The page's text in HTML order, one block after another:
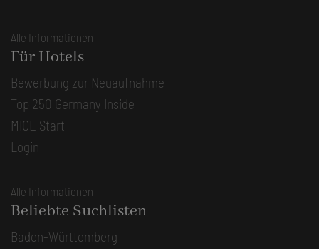
Alle Informationen
Für Hotels
Bewerbung zur Neuaufnahme
Top 250 Germany Inside
MICE Start
Login
Alle Informationen
Beliebte Suchlisten
Baden-Württemberg